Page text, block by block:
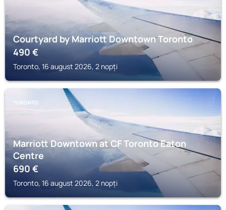
Courtyard by Marriott Downtown Toronto
490€
Toronto, 16 august 2026, 2 nopți
TORONTO
Marriott Downtown at CF Toronto Eaton
Centre
690€
Toronto, 16 august 2026, 2 nopți